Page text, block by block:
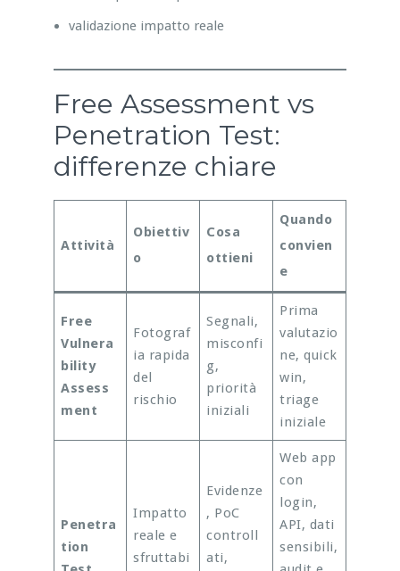
validazione impatto reale
Free Assessment vs
Penetration Test:
differenze chiare
Attività
Obiettiv
o
Cosa
ottieni
Quando
convien
e
Free
Vulnera
bility
Assess
ment
Fotograf
ia rapida
del
rischio
Segnali,
misconfi
g,
priorità
iniziali
Prima
valutazio
ne, quick
win,
triage
iniziale
Penetra
tion
Impatto
reale e
sfruttabi
Evidenze
, PoC
controll
ati,
Web app
con
login,
API, dati
sensibili,